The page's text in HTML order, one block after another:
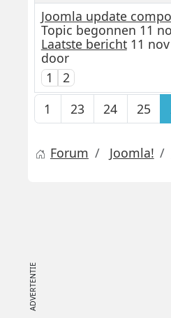
Joomla update
Topic begonnen 11
Laatste bericht11 nov
door
1
2
1
23 24 25
Forum Joomla!